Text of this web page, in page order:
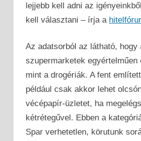
lejjebb kell adni az
kell választani – írja a
Az adatsorból az látható, hogy
szupermarketek egyértelműen
mint a drogériák. A fent
például csak akkor lehet
vécépapír-üzletet, ha
kétrétegűvel. Ebben a
Spar verhetetlen, körutunk